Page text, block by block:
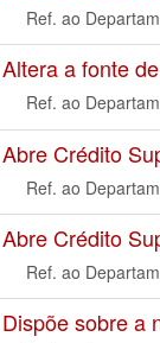
ao
a fonte
ao
Crédito
ao
Crédito
ao
sobre